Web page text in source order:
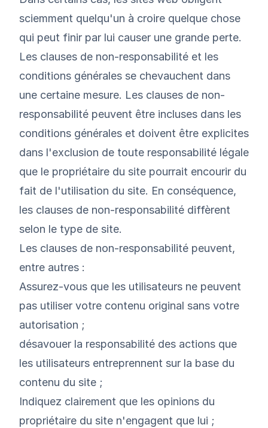
sciemment quelqu'un à croire quelque chose
qui peut finir par lui causer une grande perte.
Les clauses de non-responsabilité et les
conditions générales se chevauchent dans
une certaine mesure. Les clauses de non-
responsabilité peuvent être incluses dans les
conditions générales et doivent être explicites
dans l'exclusion de toute responsabilité légale
que le propriétaire du site pourrait encourir du
fait de l'utilisation du site. En conséquence,
les clauses de non-responsabilité diffèrent
selon le type de site.
Les clauses de non-responsabilité peuvent,
entre autres :
Assurez-vous que les utilisateurs ne peuvent
pas utiliser votre contenu original sans votre
autorisation ;
désavouer la responsabilité des actions que
les utilisateurs entreprennent sur la base du
contenu du site ;
Indiquez clairement que les opinions du
propriétaire du site n'engagent que lui ;